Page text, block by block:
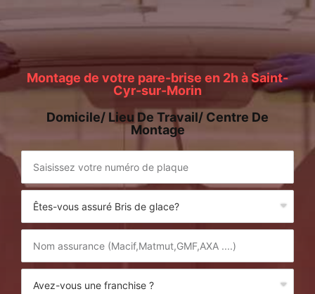
Montage de votre pare-brise en 2h à Saint-
Cyr-sur-Morin
Domicile/ Lieu De Travail/ Centre De
Montage